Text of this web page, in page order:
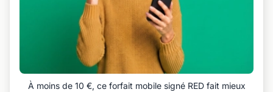
À moins de 10 €, ce forfait mobile signé RED fait mieux